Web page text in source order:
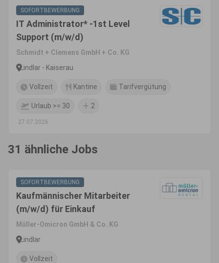
SOFORTBEWERBUNG
IT Administrator* -1st Level
Support (m/w/d)
Schmidt + Clemens GmbH + Co. KG
Lindlar - Kaiserau
Vollzeit Kantine Tarifvergütung
Urlaub >= 30 2
27.07.2026
31 ähnliche Jobs
SOFORTBEWERBUNG
Kaufmännischer Mitarbeiter
(m/w/d) für Einkauf
Müller-Omicron GmbH & Co. KG
Lindlar
Vollzeit